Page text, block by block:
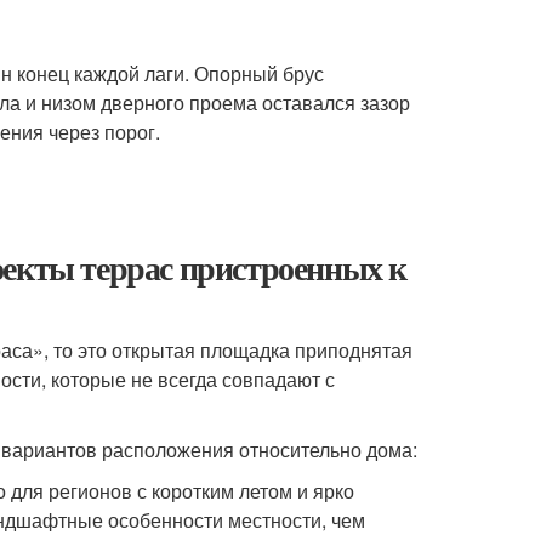
конец каждой лаги. Опорный брус
и низом дверного проема оставался зазор
через порог.
террас пристроенных к
то это открытая площадка приподнятая
которые не всегда совпадают с
расположения относительно дома:
регионов с коротким летом и ярко
особенности местности, чем